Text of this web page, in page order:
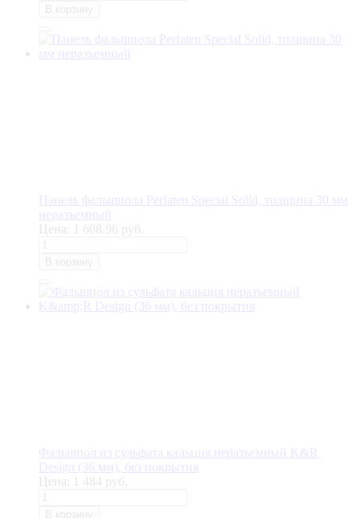
Панель фальшпола Perfaten Special Solid, толщина 30 мм
неразъемный
Цена:
1 608,96 руб.
Фальшпол из сульфата кальция неразъемный K&R
Design (36 мм), без покрытия
Цена:
1 484 руб.